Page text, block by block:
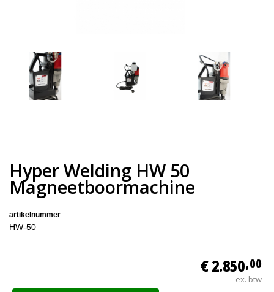
Hyper Welding HW 50
Magneetboormachine
artikelnummer
HW-50
€ 2.850,00
ex. btw